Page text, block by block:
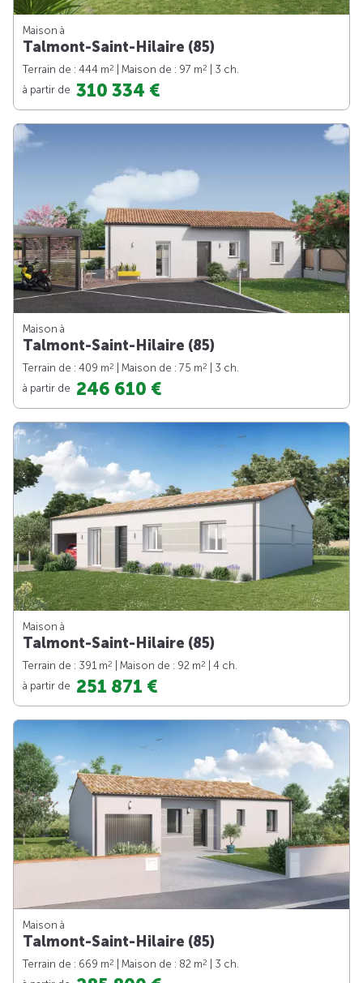
Maison à
Talmont-Saint-Hilaire (85)
Terrain de : 444 m2 | Maison de : 97 m2
| 3 ch.
à partir de 310 334 €
Maison à
Talmont-Saint-Hilaire (85)
Terrain de : 409 m2 | Maison de : 75 m2
| 3 ch.
à partir de 246 610 €
Maison à
Talmont-Saint-Hilaire (85)
Terrain de : 391 m2 | Maison de : 92 m2
| 4 ch.
à partir de 251 871 €
Maison à
Talmont-Saint-Hilaire (85)
Terrain de : 669 m2 | Maison de : 82 m2
| 3 ch.